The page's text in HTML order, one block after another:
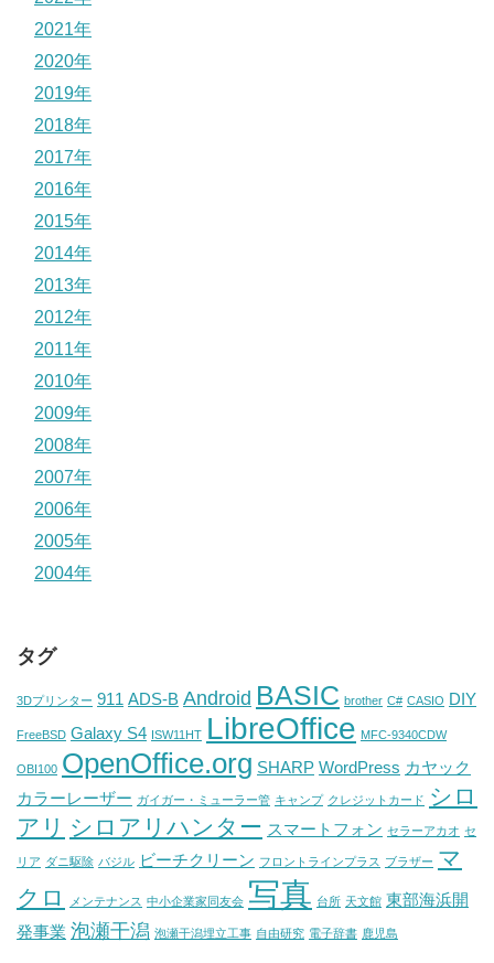
2021年
2020年
2019年
2018年
2017年
2016年
2015年
2014年
2013年
2012年
2011年
2010年
2009年
2008年
2007年
2006年
2005年
2004年
タグ
3Dプリンター 911 ADS-B Android BASIC brother C# CASIO DIY
FreeBSD Galaxy S4 ISW11HT LibreOffice MFC-9340CDW
OBI100 OpenOffice.org SHARP WordPress カヤック
カラーレーザー ガイガー・ミューラー管 キャンプ クレジットカード シロ
アリ シロアリハンター スマートフォン セラーアカオ セ
リア ダニ駆除 バジル ビーチクリーン フロントラインプラス ブラザー マ
クロ
メンテナンス 中小企業家同友会 写真 台所 天文館 東部海浜開
発事業 泡瀬干潟 泡瀬干潟埋立工事 自由研究 電子辞書 鹿児島